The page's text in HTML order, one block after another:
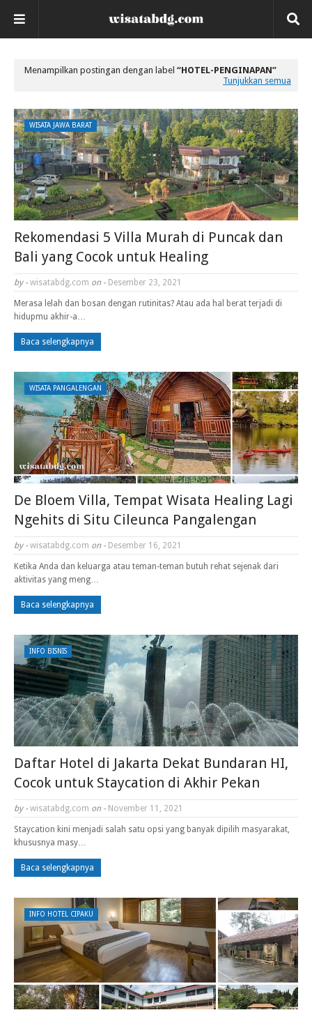
Menampilkan postingan dengan label
HOTEL-PENGINAPAN
Tunjukkan semua
WISATA JAWA BARAT
Rekomendasi 5 Villa Murah di Puncak dan
Bali yang Cocok untuk Healing
by - wisatabdg.com on - Desember 23, 2021
Merasa lelah dan bosan dengan rutinitas? Atau ada hal berat terjadi di
hidupmu akhir-a…
Baca selengkapnya
WISATA PANGALENGAN
De Bloem Villa, Tempat Wisata Healing Lagi
Ngehits di Situ Cileunca Pangalengan
by - wisatabdg.com on - Desember 16, 2021
Ketika Anda dan keluarga atau teman-teman butuh rehat sejenak dari
aktivitas yang meng…
Baca selengkapnya
INFO BISNIS
Daftar Hotel di Jakarta Dekat Bundaran HI,
Cocok untuk Staycation di Akhir Pekan
by - wisatabdg.com on - November 11, 2021
Staycation kini menjadi salah satu opsi yang banyak dipilih masyarakat,
khususnya masy…
Baca selengkapnya
INFO HOTEL CIPAKU